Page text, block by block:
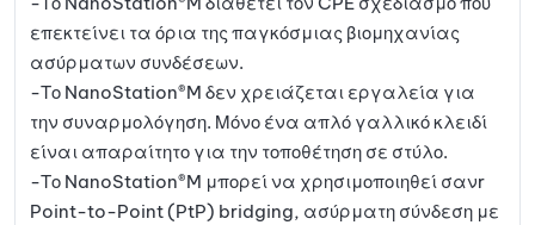
επεκτείνει τα όρια της παγκόσμιας βιομηχανίας
ασύρματων συνδέσεων.
-Το NanoStation®M δεν χρειάζεται εργαλεία για
την συναρμολόγηση. Μόνο ένα απλό γαλλικό κλειδί
είναι απαραίτητο για την τοποθέτηση σε στύλο.
-Το NanoStation®M μπορεί να χρησιμοποιηθεί σανr
Point-to-Point (PtP) bridging, ασύρματη σύνδεση με